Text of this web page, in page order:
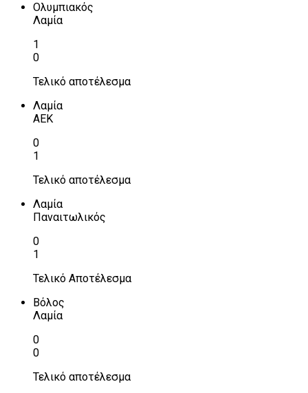
Ολυμπιακός
Λαμία
1
0
Τελικό αποτέλεσμα
Λαμία
ΑΕΚ
0
1
Τελικό αποτέλεσμα
Λαμία
Παναιτωλικός
0
1
Τελικό Αποτέλεσμα
Βόλος
Λαμία
0
0
Τελικό αποτέλεσμα